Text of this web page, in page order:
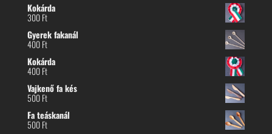
Kokárda
300Ft
Gyerek fakanál
400Ft
Kokárda
400Ft
Vajkenő fa kés
500Ft
Fa teáskanál
500Ft